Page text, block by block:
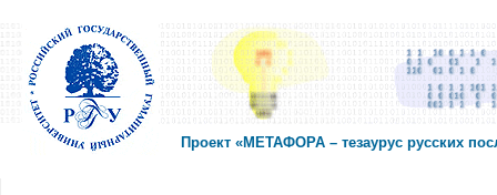
Проект «МЕТАФОРА – тезаурус русских